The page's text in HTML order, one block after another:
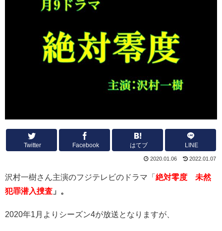
Twitter Facebook はてブ LINE
2020.01.06 2022.01.07
沢村一樹さん主演のフジテレビのドラマ「 絶対零度
未然
犯罪潜入捜査 」。
2020年1月よりシーズン4が放送となりますが、